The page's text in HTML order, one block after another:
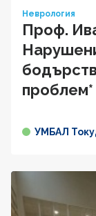
Неврология
Проф.
проблем*
УМБАЛ